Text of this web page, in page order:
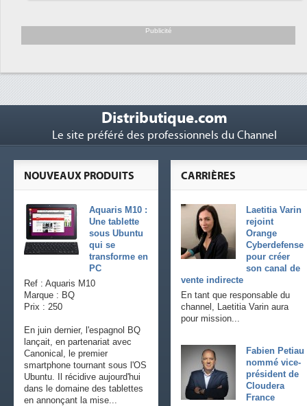
soutient les...
Publicité
Distributique.com
Le site préféré des professionnels du Channel
CARRIÈRES
Laetitia Varin
rejoint
Orange
Cyberdefense
pour créer
son canal de
vente indirecte
En tant que responsable du
channel, Laetitia Varin aura
pour mission...
Fabien Petiau
nommé vice-
président de
Cloudera
France
NOUVEAUX PRODUITS
Aquaris M10 :
Une tablette
sous Ubuntu
qui se
transforme en
PC
Ref : Aquaris M10
Marque : BQ
Prix : 250
En juin dernier, l'espagnol BQ
lançait, en partenariat avec
Canonical, le premier
smartphone tournant sous l'OS
Ubuntu. Il récidive aujourd'hui
dans le domaine des tablettes
en annonçant la mise...